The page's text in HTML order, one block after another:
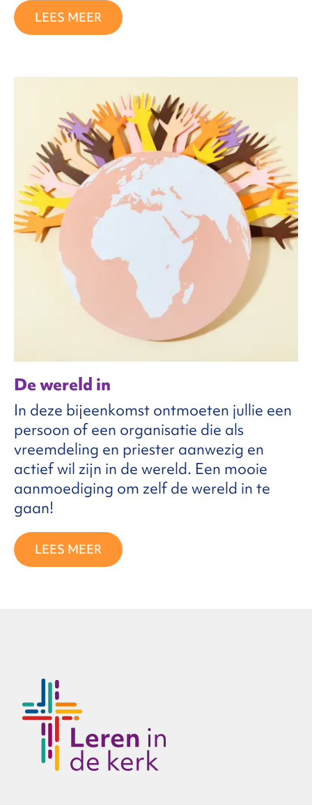
LEES MEER
De wereld in
In deze bijeenkomst ontmoeten jullie een
persoon of een organisatie die als
vreemdeling en priester aanwezig en
actief wil zijn in de wereld. Een mooie
aanmoediging om zelf de wereld in te
gaan!
LEES MEER